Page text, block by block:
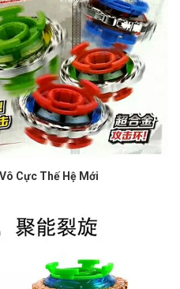
Cực Thế Hệ Mới